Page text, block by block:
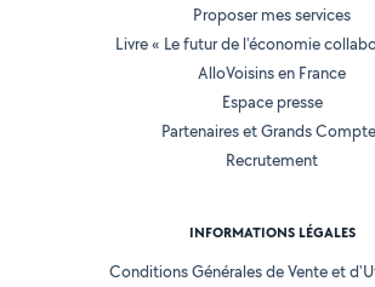
Proposer mes services
Livre « Le futur de l'économie
AlloVoisins en France
Espace presse
Partenaires et Grands
Recrutement
INFORMATIONS LÉGALES
Conditions Générales de Vente et